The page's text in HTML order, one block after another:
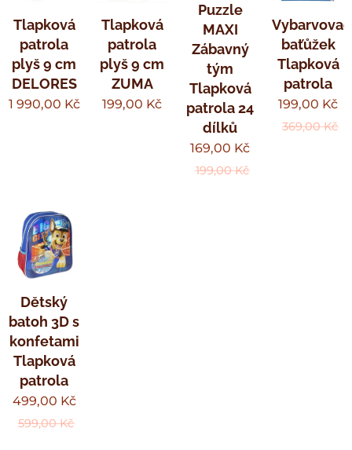
Tlapková
patrola
plyš 9 cm
DELORES
1 990,00 Kč
Tlapková
patrola
plyš 9 cm
ZUMA
199,00 Kč
Puzzle
MAXI
Zábavný
tým
Tlapková
patrola 24
dílků
169,00 Kč
199,00Kč
baťůžek
Tlapková
patrola
199,00 Kč
369,00Kč
Dětský
batoh 3D s
konfetami
Tlapková
patrola
499,00 Kč
599,00Kč